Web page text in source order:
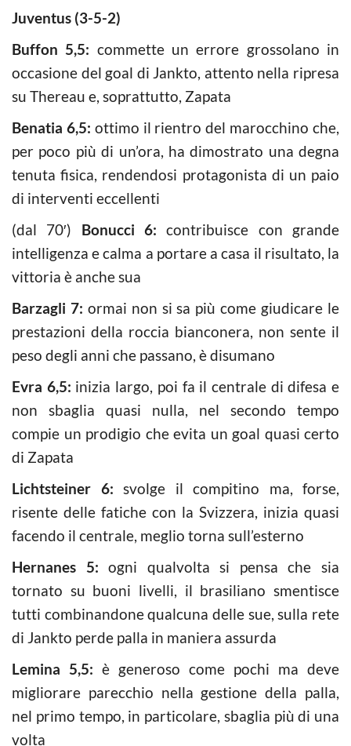
Juventus (3-5-2)
Buffon 5,5: commette un errore grossolano in
occasione del goal di Jankto, attento nella ripresa
su Thereau e, soprattutto, Zapata
Benatia 6,5: ottimo il rientro del marocchino che,
per poco più di un’ora, ha dimostrato una degna
tenuta fisica, rendendosi protagonista di un paio
di interventi eccellenti
(dal 70′) Bonucci 6: contribuisce con grande
intelligenza e calma a portare a casa il risultato, la
vittoria è anche sua
Barzagli 7: ormai non si sa più come giudicare le
prestazioni della roccia bianconera, non sente il
peso degli anni che passano, è disumano
Evra 6,5: inizia largo, poi fa il centrale di difesa e
non sbaglia quasi nulla, nel secondo tempo
compie un prodigio che evita un goal quasi certo
di Zapata
Lichtsteiner 6: svolge il compitino ma, forse,
risente delle fatiche con la Svizzera, inizia quasi
facendo il centrale, meglio torna sull’esterno
Hernanes 5: ogni qualvolta si pensa che sia
tornato su buoni livelli, il brasiliano smentisce
tutti combinandone qualcuna delle sue, sulla rete
di Jankto perde palla in maniera assurda
Lemina 5,5: è generoso come pochi ma deve
migliorare parecchio nella gestione della palla,
nel primo tempo, in particolare, sbaglia più di una
volta